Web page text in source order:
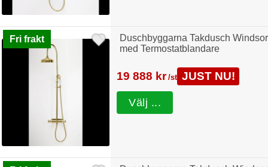
Fri frakt
Duschbyggarna Takdusch Windsor
med Termostatblandare
19 888 kr /st JUST NU!
Välj ...